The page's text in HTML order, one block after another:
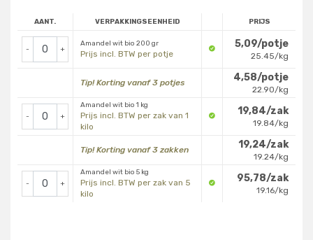
AANT. VERPAKKINGSEENHEID PRIJS
- +
Amandel wit bio 200 gr
Prijs incl. BTW per potje
5,09/potje
25.45/kg
Tip! Korting vanaf 3 potjes 4,58/potje
22.90/kg
- +
Amandel wit bio 1 kg
Prijs incl. BTW per zak van 1
kilo
19,84/zak
19.84/kg
Tip! Korting vanaf 3 zakken 19,24/zak
19.24/kg
- +
Amandel wit bio 5 kg
Prijs incl. BTW per zak van 5
kilo
95,78/zak
19.16/kg